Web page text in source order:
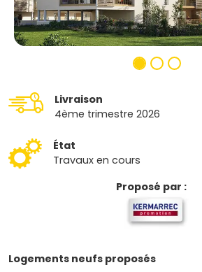
Livraison
4ème trimestre 2026
État
Travaux en cours
Proposé par :
Logements neufs proposés